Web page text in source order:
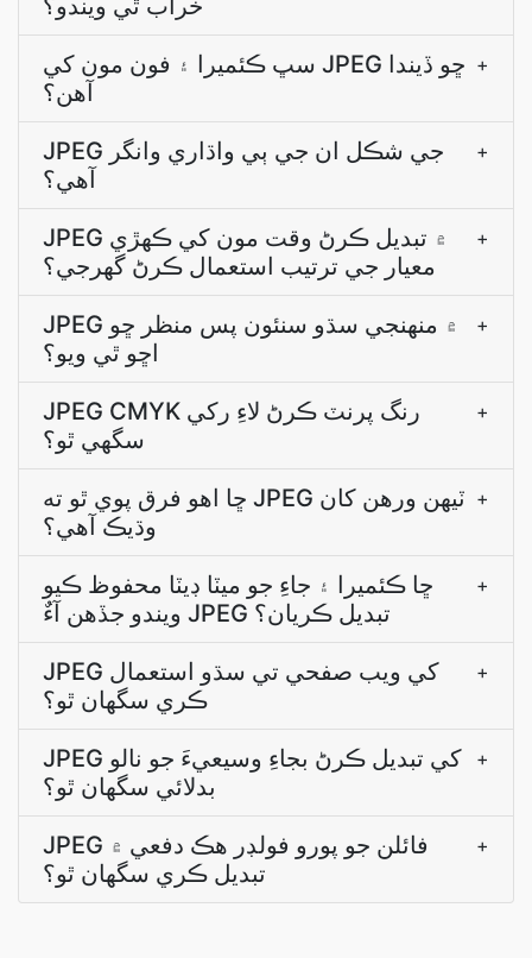
خراب ٿي ويندو؟
سڀ ڪئميرا ۽ فون مون کي JPEG ڇو ڏيندا
آھن؟
+
JPEG جي شڪل ان جي ٻي واڌاري وانگر
آهي؟
+
JPEG ۾ تبديل ڪرڻ وقت مون کي ڪھڙي
معيار جي ترتيب استعمال ڪرڻ گھرجي؟
+
JPEG ۾ منھنجي سڌو سنئون پس منظر ڇو
اڇو ٿي ويو؟
+
JPEG CMYK رنگ پرنٽ ڪرڻ لاءِ رکي
سگھي ٿو؟
+
ڇا اھو فرق پوي ٿو ته JPEG ٽيھن ورھن کان
وڌيڪ آھي؟
+
ڇا ڪئميرا ۽ جاءِ جو ميٽا ڊيٽا محفوظ ڪيو
ويندو جڏھن آءٌ JPEG تبديل ڪريان؟
+
JPEG کي ويب صفحي تي سڌو استعمال
ڪري سگهان ٿو؟
+
JPEG کي تبديل ڪرڻ بجاءِ وسيعيءَ جو نالو
بدلائي سگهان ٿو؟
+
JPEG فائلن جو پورو فولڊر هڪ دفعي ۾
تبديل ڪري سگهان ٿو؟
+